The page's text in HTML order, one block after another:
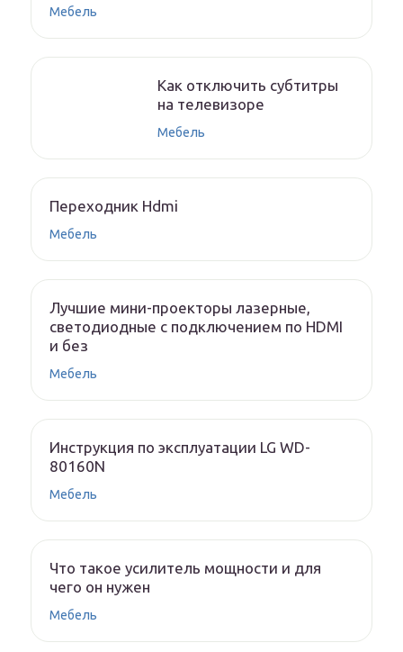
Мебель
Как отключить субтитры
на телевизоре
Мебель
Переходник Hdmi
Мебель
Лучшие мини-проекторы лазерные,
светодиодные с подключением по HDMI
и без
Мебель
Инструкция по эксплуатации LG WD-
80160N
Мебель
Что такое усилитель мощности и для
чего он нужен
Мебель